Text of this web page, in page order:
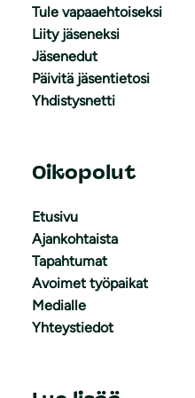
Tule vapaaehtoiseksi
Liity jäseneksi
Jäsenedut
Päivitä jäsentietosi
Yhdistysnetti
Oikopolut
Etusivu
Ajankohtaista
Tapahtumat
Avoimet työpaikat
Medialle
Yhteystiedot